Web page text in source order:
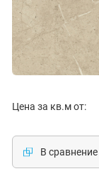
Цена за кв.м от:
В сравнение